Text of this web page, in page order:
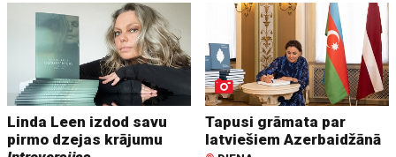
Linda Leen izdod savu
pirmo dzejas krājumu
Tapusi grāmata par
latviešiem Azerbaidžānā